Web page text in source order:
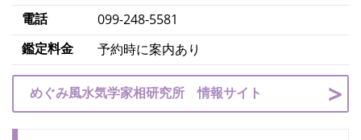
電話
099-248-5581
鑑定料金
予約時に案内あり
めぐみ風水気学家相研究所 情報サイト